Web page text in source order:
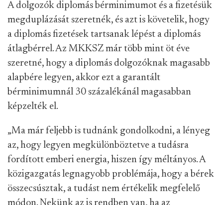
A dolgozók diplomás bérminimumot és a fizetésük
megduplázását szeretnék, és azt is követelik, hogy
a diplomás fizetések tartsanak lépést a diplomás
átlagbérrel. Az MKKSZ már több mint öt éve
szeretné, hogy a diplomás dolgozóknak magasabb
alapbére legyen, akkor ezt a garantált
bérminimumnál 30 százalékánál magasabban
képzelték el.
„Ma már feljebb is tudnánk gondolkodni, a lényeg
az, hogy legyen megkülönböztetve a tudásra
fordított emberi energia, hiszen így méltányos. A
közigazgatás legnagyobb problémája, hogy a bérek
összecsúsztak, a tudást nem értékelik megfelelő
módon. Nekünk az is rendben van, ha az